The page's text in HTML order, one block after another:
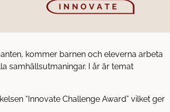
kommer barnen och eleverna arbeta
samhällsutmaningar. I år är temat
“Innovate Challenge Award” vilket ger